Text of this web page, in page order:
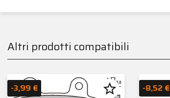
Altri prodotti compatibili
-3,99 € star_border -8,52 €